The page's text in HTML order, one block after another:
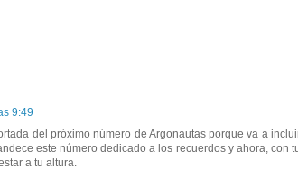
9:49
del próximo número de Argonautas porque va a
este número dedicado a los recuerdos y ahora, con
a tu altura.